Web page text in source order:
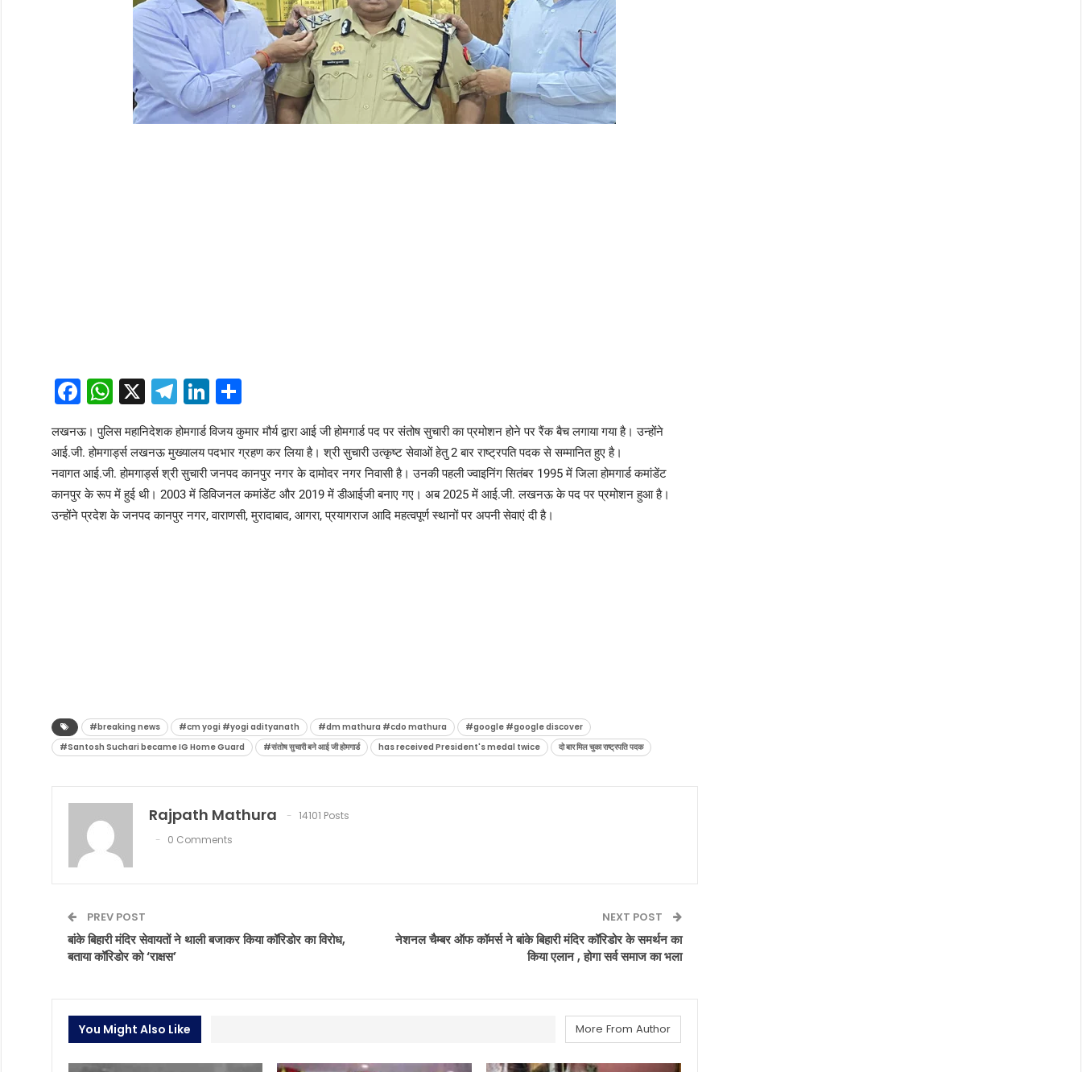
Facebook
WhatsApp
X Telegram
LinkedIn
Share
लखनऊ। पुलिस महानिदेशक होमगार्ड विजय कुमार मौर्य द्वारा आई जी होमगार्ड पद पर संतोष सुचारी का प्रमोशन होने पर रैंक बैच लगाया गया है। उन्होंने
आई.जी. होमगार्ड्स लखनऊ मुख्यालय पदभार ग्रहण कर लिया है। श्री सुचारी उत्कृष्ट सेवाओं हेतु 2 बार राष्ट्रपति पदक से सम्मानित हुए है।
नवागत आई.जी. होमगार्ड्स श्री सुचारी जनपद कानपुर नगर के दामोदर नगर निवासी है। उनकी पहली ज्वाइनिंग सितंबर 1995 में जिला होमगार्ड कमांडेंट
कानपुर के रूप में हुई थी। 2003 में डिविजनल कमांडेंट और 2019 में डीआईजी बनाए गए। अब 2025 में आई.जी. लखनऊ के पद पर प्रमोशन हुआ है।
उन्होंने प्रदेश के जनपद कानपुर नगर, वाराणसी, मुरादाबाद, आगरा, प्रयागराज आदि महत्वपूर्ण स्थानों पर अपनी सेवाएं दी है।
#breaking news #cm yogi #yogi adityanath #dm mathura #cdo mathura
#google #google discover
#Santosh Suchari became IG Home Guard
#संतोष सुचारी बने आई जी होमगार्ड has received President's medal twice दो बार मिल चुका राष्ट्रपति पदक
Rajpath Mathura
14101 Posts
0 Comments
PREV POST
बांके बिहारी मंदिर सेवायतों ने थाली बजाकर किया कॉरिडोर का विरोध,
बताया कॉरिडोर को ‘राक्षस’
NEXT POST
नेशनल चैम्बर ऑफ कॉमर्स ने बांके बिहारी मंदिर कॉरिडोर के समर्थन का
किया एलान , होगा सर्व समाज का भला
You Might Also Like More From Author